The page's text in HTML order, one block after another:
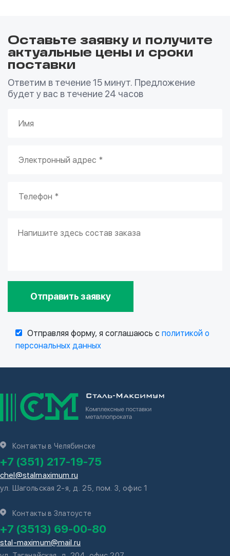
Оставьте заявку и получите
актуальные цены и сроки
поставки
Ответим в течение 15 минут. Предложение
будет у вас в течение 24 часов
Отправить заявку
Отправляя форму, я соглашаюсь с политикой о
персональных данных
Контакты в Челябинске
+7 (351) 217-19-75
chel@stalmaximum.ru
ул. Шагольская 2-я, д. 25, пом. 3, офис 1
Контакты в Златоусте
+7 (3513) 69-00-80
stal-maximum@mail.ru